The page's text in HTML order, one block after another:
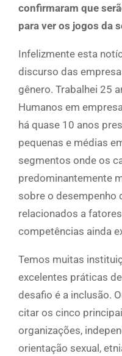
confirmaram que
para ver os jogos da
Infelizmente esta
discurso das
gênero. Trabalhei 25
Humanos em
há quase 10 anos
pequenas e médias
segmentos onde os
predominantemente
sobre o desempenho
relacionados a
competências ainda
Temos muitas
excelentes práticas
desafio é a inclusão.
citar os cinco
organizações,
orientação sexual,